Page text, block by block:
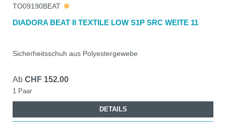
TO09190BEAT
DIADORA BEAT II TEXTILE LOW S1P SRC WEITE 11
Sicherheitsschuh aus Polyestergewebe
Ab CHF 152.00
1 Paar
DETAILS